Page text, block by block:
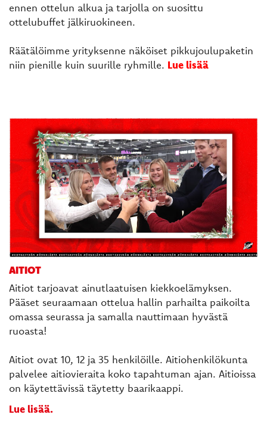
ennen ottelun alkua ja tarjolla on suosittu
ottelubuffet jälkiruokineen.
Räätälöimme yrityksenne näköiset pikkujoulupaketin
niin pienille kuin suurille ryhmille. Lue lisää
AITIOT
Aitiot tarjoavat ainutlaatuisen kiekkoelämyksen.
Pääset seuraamaan ottelua hallin parhailta paikoilta
omassa seurassa ja samalla nauttimaan hyvästä
ruoasta!
Aitiot ovat 10, 12 ja 35 henkilöille. Aitiohenkilökunta
palvelee aitiovieraita koko tapahtuman ajan. Aitioissa
on käytettävissä täytetty baarikaappi.
Lue lisää.